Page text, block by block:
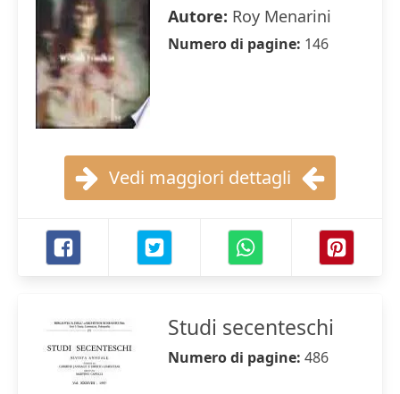
Autore: Roy Menarini
Numero di pagine: 146
Vedi maggiori dettagli
Studi secenteschi
Numero di pagine: 486